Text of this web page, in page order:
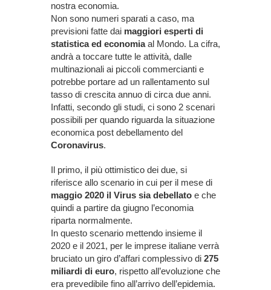
nostra economia.
Non sono numeri sparati a caso, ma
previsioni fatte dai maggiori esperti di
statistica ed economiaal Mondo. La cifra,
andrà a toccare tutte le attività, dalle
multinazionali ai piccoli commercianti e
potrebbe portare ad un rallentamento sul
tasso di crescita annuo di circa due anni.
Infatti, secondo gli studi, ci sono 2 scenari
possibili per quando riguarda la situazione
economica post debellamento del
Coronavirus.
Il primo, il più ottimistico dei due, si
riferisce allo scenario in cui per il mese di
maggio 2020 il Virus sia debellato e che
quindi a partire da giugno l’economia
riparta normalmente.
In questo scenario mettendo insieme il
2020 e il 2021, per le imprese italiane verrà
bruciato un giro d’affari complessivo di 275
miliardi di euro, rispetto all’evoluzione che
era prevedibile fino all’arrivo dell’epidemia.